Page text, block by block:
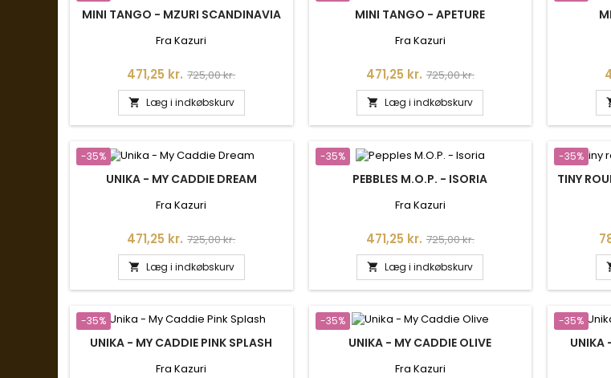
MINI TANGO - MZURI SCANDINAVIA
Fra Kazuri
Pris
471,25 kr. Normalpris
725,00 kr.
 Læg i indkøbskurv
MINI TANGO - APETURE
Fra Kazuri
Pris
471,25 kr. Normalpris
725,00 kr.
 Læg i indkøbskurv
-35%
UNIKA - MY CADDIE DREAM
Fra Kazuri
Pris
471,25 kr. Normalpris
725,00 kr.
 Læg i indkøbskurv
-35%
PEBBLES M.O.P. - ISORIA
Fra Kazuri
Pris
471,25 kr. Normalpris
725,00 kr.
 Læg i indkøbskurv
-35%
TINY
-35%
UNIKA - MY CADDIE PINK SPLASH
Fra Kazuri
-35%
UNIKA - MY CADDIE OLIVE
Fra Kazuri
-35%
UNIKA